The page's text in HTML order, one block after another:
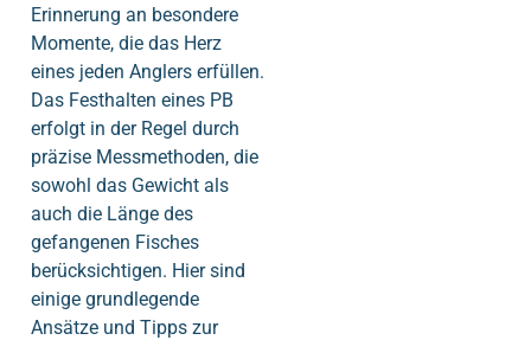
Erinnerung an besondere
Momente, die das Herz
eines jeden Anglers erfüllen.
Das Festhalten eines PB
erfolgt in der Regel durch
präzise Messmethoden, die
sowohl das Gewicht als
auch die Länge des
gefangenen Fisches
berücksichtigen. Hier sind
einige grundlegende
Ansätze und Tipps zur